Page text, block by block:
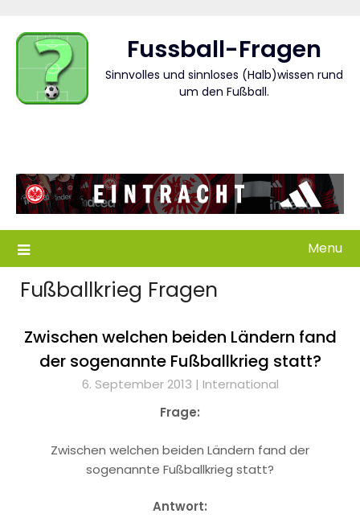
content
Fussball-Fragen
Sinnvolles und sinnloses (Halb)wissen rund
um den Fußball.
Menu
Fußballkrieg Fragen
Zwischen welchen beiden Ländern fand
der sogenannte Fußballkrieg statt?
6. September 2013 | International
Frage:
Zwischen welchen beiden Ländern fand der
sogenannte Fußballkrieg statt?
Antwort: